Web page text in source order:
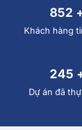
995
Khách hàng
249
Dự án đã